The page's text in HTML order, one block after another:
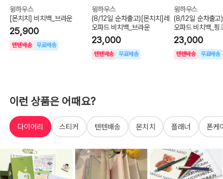
윙하우스
[몬치치] 비치백_브라운
25,900
텐텐배송 무료배송
윙하우스
(8/12일 순차출고)[몬치치]레
오파드 비치백_브라운
23,000
텐텐배송 무료배송
윙하우스
(8/12일 순차출고
오파드 비치백_핑
23,000
텐텐배송 무료배송
이런 상품은 어때요?
다이어리 스티커 텐텐배송 몬치치 플래너 폰케